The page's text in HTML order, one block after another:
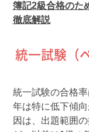
簿記2級合格のた
徹底解説
統一試験（
統一試験の合格
年は特に低下傾
因は、出題範囲